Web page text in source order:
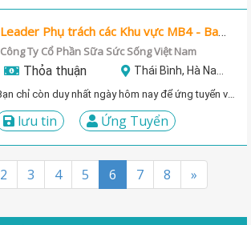
Leader Phụ trách các Khu vực MB4 - Base (Thái Bình)
Công Ty Cổ Phần Sữa Sức Sống Việt Nam
Thỏa thuận Thái Bình, Hà Nam, Hải Phòng, Nam Định
Bạn chỉ còn duy nhất ngày hôm nay để ứng tuyển vị trí này!
lưu tin Ứng Tuyển
2 3 4 5 6 7 8 »